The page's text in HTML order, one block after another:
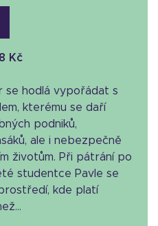
Kč
se hodlá vypořádat s
kterému se daří
podniků,
ale i nebezpečně
životům. Při pátrání po
studentce Pavle se
kde platí